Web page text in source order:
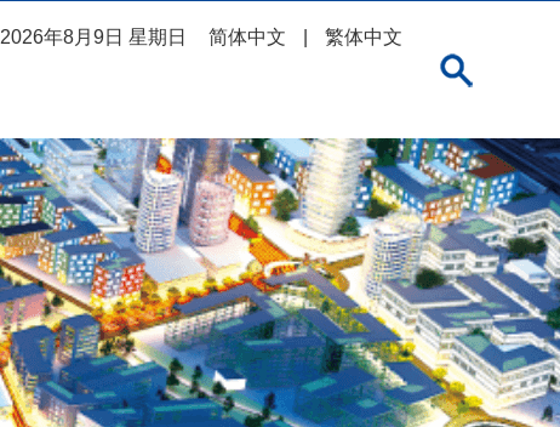
2026年8月9日 星期日 简体中文 繁体中文